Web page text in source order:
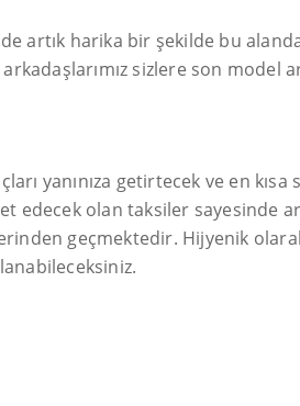
artık harika bir şekilde bu
sizlere son
yanınıza getirtecek ve en
edecek olan taksiler sayesinde
geçmektedir. Hijyenik